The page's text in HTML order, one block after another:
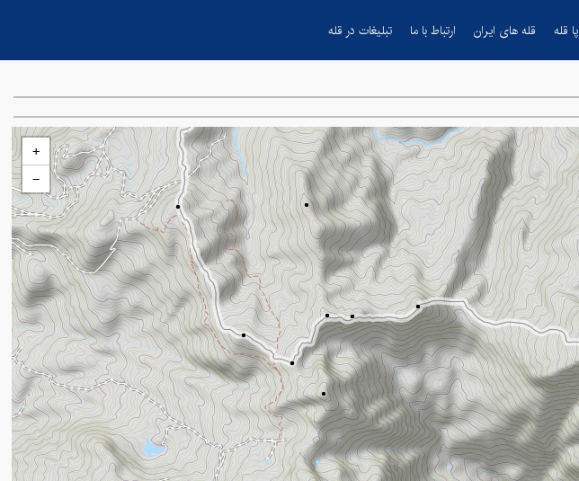
پا قله قله های ایران ارتباط با ما تبلیغات در قله
+
−